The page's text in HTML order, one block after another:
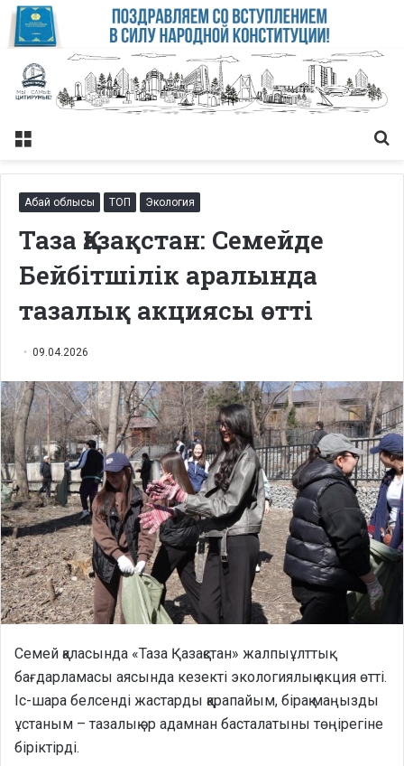
Меню
Абай облысы ТОП Экология
Таза Қазақстан: Семейде
Бейбітшілік аралында
тазалық акциясы өтті
09.04.2026
Семей қаласында «Таза Қазақстан» жалпыұлттық
бағдарламасы аясында кезекті экологиялық акция өтті.
Іс-шара белсенді жастарды қарапайым, бірақ маңызды
ұстаным – тазалық әр адамнан басталатыны төңірегіне
біріктірді.